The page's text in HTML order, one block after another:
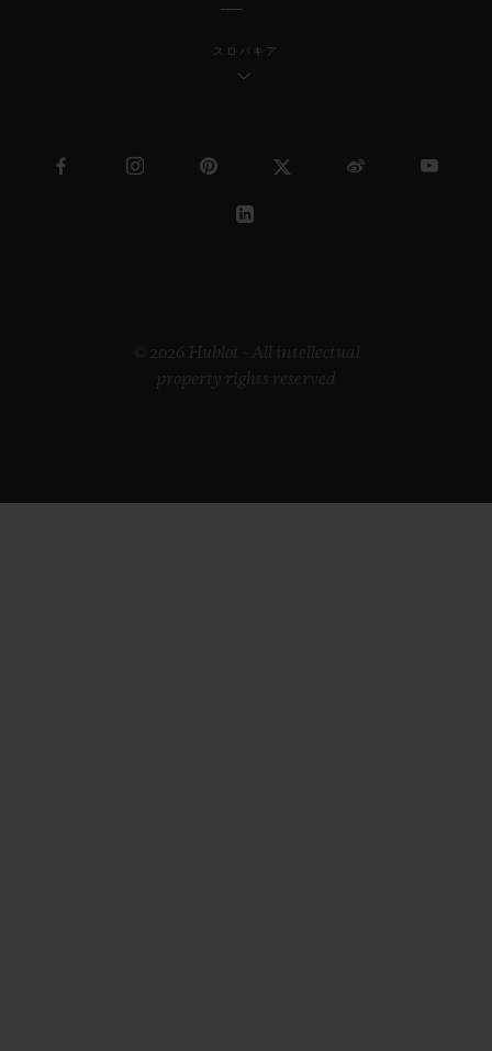
スロバキア
© 2026 Hublot - All intellectual
property rights reserved